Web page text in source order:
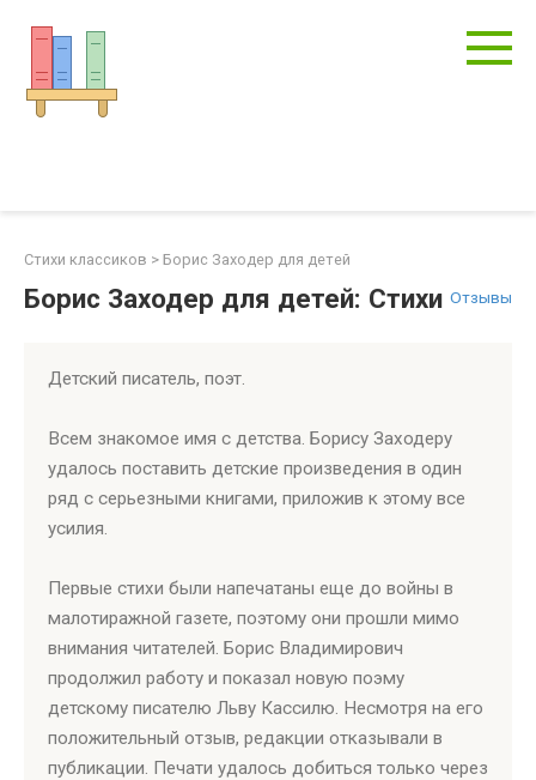
контенту
Стихи классиков > Борис Заходер для детей
Отзывы
Борис Заходер для детей: Стихи
Детский писатель, поэт.
Всем знакомое имя с детства. Борису Заходеру
удалось поставить детские произведения в один
ряд с серьезными книгами, приложив к этому все
усилия.
Первые стихи были напечатаны еще до войны в
малотиражной газете, поэтому они прошли мимо
внимания читателей. Борис Владимирович
продолжил работу и показал новую поэму
детскому писателю Льву Кассилю. Несмотря на его
положительный отзыв, редакции отказывали в
публикации. Печати удалось добиться только через